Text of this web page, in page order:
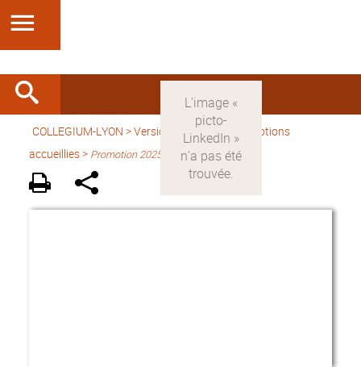
COLLEGIUM-LYON >Version française> Promotions
accueillies > Promotion 2025-2026